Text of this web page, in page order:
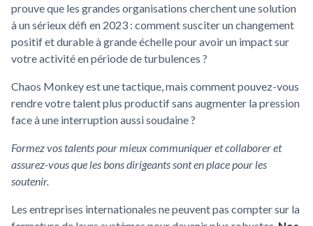
prouve que les grandes organisations cherchent une solution
à un sérieux défi en 2023 : comment susciter un changement
positif et durable à grande échelle pour avoir un impact sur
votre activité en période de turbulences ?
Chaos Monkey est une tactique, mais comment pouvez-vous
rendre votre talent plus productif sans augmenter la pression
face à une interruption aussi soudaine ?
Formez vos talents pour mieux communiquer et collaborer et
assurez-vous que les bons dirigeants sont en place pour les
soutenir.
Les entreprises internationales ne peuvent pas compter sur la